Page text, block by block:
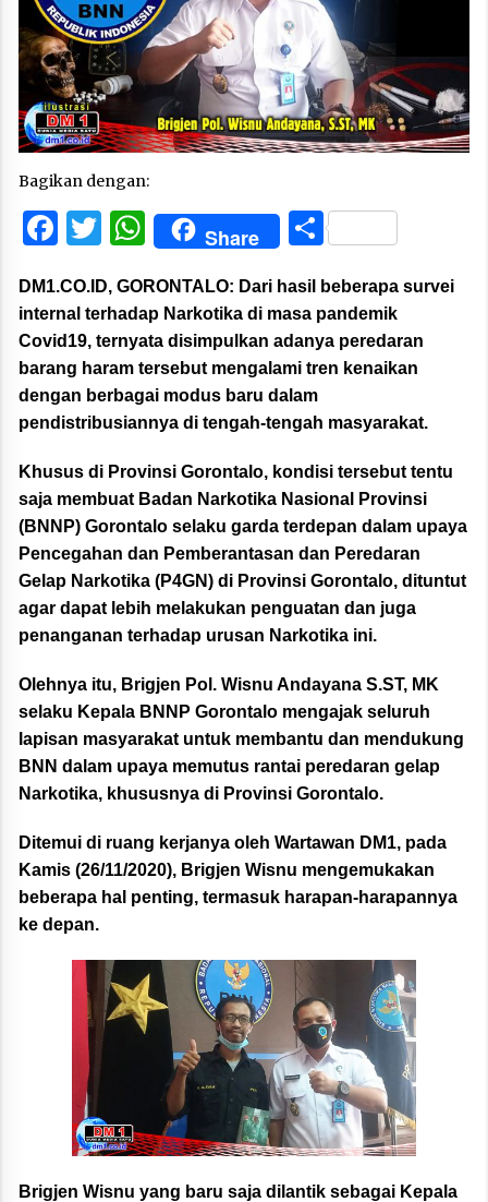
Bagikan dengan:
Facebook
Twitter
WhatsApp
Share Share
DM1.CO.ID, GORONTALO: Dari hasil beberapa survei
internal terhadap Narkotika di masa pandemik
Covid19, ternyata disimpulkan adanya peredaran
barang haram tersebut mengalami tren kenaikan
dengan berbagai modus baru dalam
pendistribusiannya di tengah-tengah masyarakat.
Khusus di Provinsi Gorontalo, kondisi tersebut tentu
saja membuat Badan Narkotika Nasional Provinsi
(BNNP) Gorontalo selaku garda terdepan dalam upaya
Pencegahan dan Pemberantasan dan Peredaran
Gelap Narkotika (P4GN) di Provinsi Gorontalo, dituntut
agar dapat lebih melakukan penguatan dan juga
penanganan terhadap urusan Narkotika ini.
Olehnya itu, Brigjen Pol. Wisnu Andayana S.ST, MK
selaku Kepala BNNP Gorontalo mengajak seluruh
lapisan masyarakat untuk membantu dan mendukung
BNN dalam upaya memutus rantai peredaran gelap
Narkotika, khususnya di Provinsi Gorontalo.
Ditemui di ruang kerjanya oleh Wartawan DM1, pada
Kamis (26/11/2020), Brigjen Wisnu mengemukakan
beberapa hal penting, termasuk harapan-harapannya
ke depan.
Brigjen Wisnu yang baru saja dilantik sebagai Kepala